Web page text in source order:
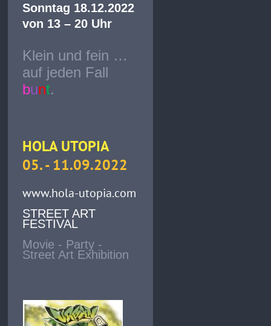
Sonntag 18.12.2022
von 13 – 20 Uhr
Klein und fein …
auf jeden Fall
bunt.
HOLA UTOPIA
05. - 11.09.2022
www.hola-utopia.com
STREET ART
FESTIVAL
Movie - Party -
Street Art Exhibition